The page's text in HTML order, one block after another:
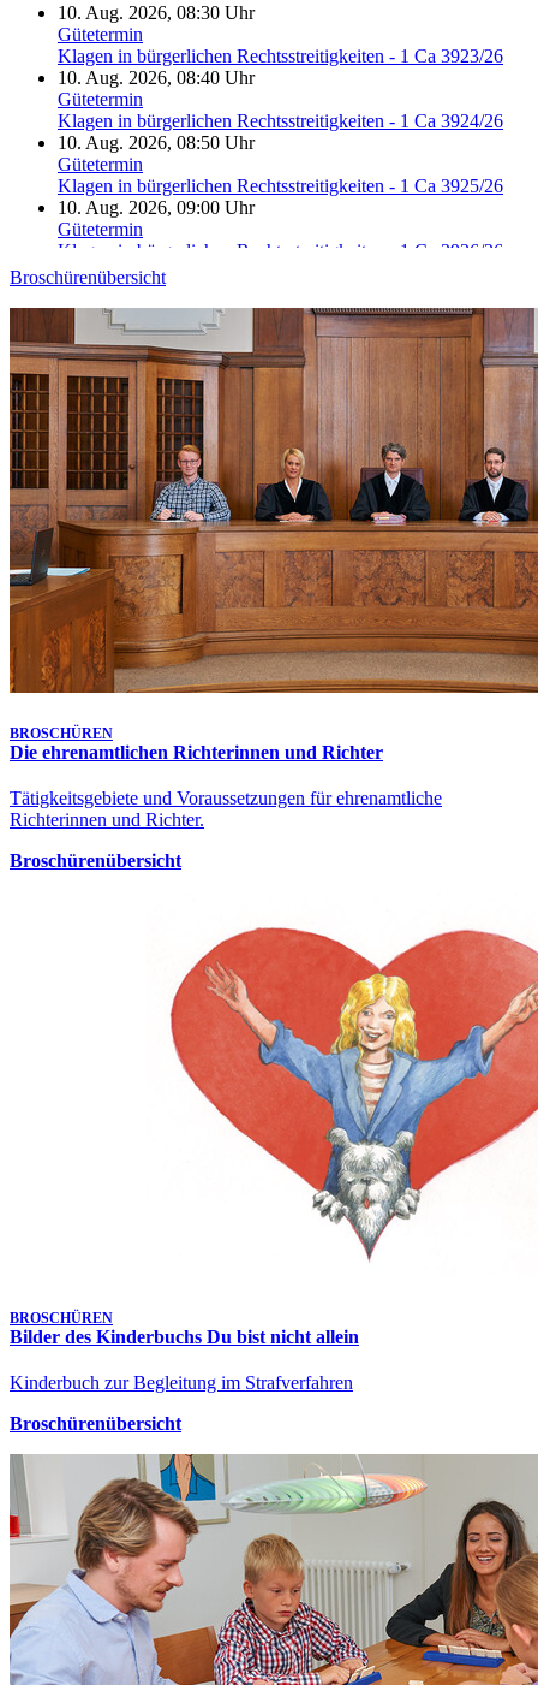
10. Aug. 2026, 08:30 Uhr
Gütetermin
Klagen in bürgerlichen Rechtsstreitigkeiten - 1 Ca 3923/26
10. Aug. 2026, 08:40 Uhr
Gütetermin
Klagen in bürgerlichen Rechtsstreitigkeiten - 1 Ca 3924/26
10. Aug. 2026, 08:50 Uhr
Gütetermin
Klagen in bürgerlichen Rechtsstreitigkeiten - 1 Ca 3925/26
10. Aug. 2026, 09:00 Uhr
Gütetermin
Klagen in bürgerlichen Rechtsstreitigkeiten - 1 Ca 3926/26
10. Aug. 2026, 09:00 Uhr
Klagen in bürgerlichen Rechtsstreitigkeiten - 9 Ca 4025/26
10. Aug. 2026, 09:00 Uhr
Aufgehoben!
Gütetermin
Klagen in bürgerlichen Rechtsstreitigkeiten - 9 Ca 4906/26
10. Aug. 2026, 09:10 Uhr
Gütetermin
Klagen in bürgerlichen Rechtsstreitigkeiten - 1 Ca 5148/26
10. Aug. 2026, 09:15 Uhr
Gütetermin
Klagen in bürgerlichen Rechtsstreitigkeiten - 9 Ca 4026/26
10. Aug. 2026, 09:20 Uhr
Gütetermin
Klagen in bürgerlichen Rechtsstreitigkeiten - 1 Ca 5468/26
10. Aug. 2026, 09:30 Uhr
Gütetermin
Klagen in bürgerlichen Rechtsstreitigkeiten - 1 Ca 3913/26
Letzte Aktualisierung:
7. Aug. 2026, 17:25 Uhr
Broschürenübersicht
BROSCHÜREN
Die ehrenamtlichen Richterinnen und Richter
Tätigkeitsgebiete und Voraussetzungen für ehrenamtliche
Richterinnen und Richter.
Broschürenübersicht
BROSCHÜREN
Bilder des Kinderbuchs Du bist nicht allein
Kinderbuch zur Begleitung im Strafverfahren
Broschürenübersicht